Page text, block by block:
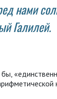
нами
Галилей.